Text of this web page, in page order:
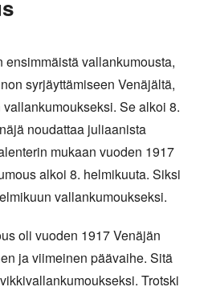
ensimmäistä vallankumousta,
syrjäyttämiseen Venäjältä,
Se alkoi 8.
noudattaa juliaanista
mukaan vuoden 1917
alkoi 8. helmikuuta. Siksi
vallankumoukseksi.
oli vuoden 1917 Venäjän
ja viimeinen päävaihe. Sitä
Trotski